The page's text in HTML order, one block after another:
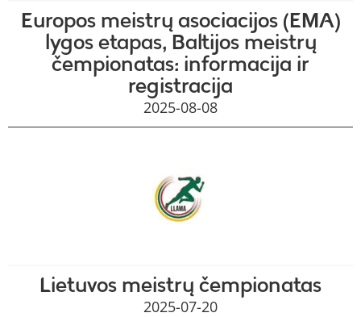
Europos meistrų asociacijos (EMA)
lygos etapas, Baltijos meistrų
čempionatas: informacija ir
registracija
2025-08-08
Lietuvos meistrų čempionatas
2025-07-20